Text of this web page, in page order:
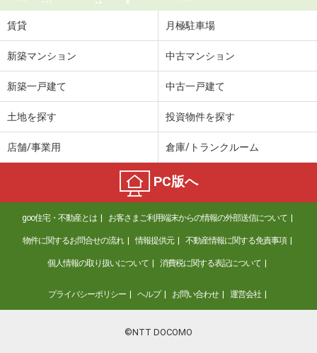
賃貸 月極駐車場
新築マンション 中古マンション
新築一戸建て 中古一戸建て
土地を探す 投資物件を探す
店舗/事業用 倉庫/トランクルーム
PC版へ
goo住宅・不動産とは お客さまご利用端末からの情報の外部送信について
物件に関するお問合せの流れ 情報提供元 不動産情報に関する免責事項
個人情報の取り扱いについて 消費税に関する表記について
プライバシーポリシー ヘルプ お問い合わせ 運営会社
©NTT DOCOMO